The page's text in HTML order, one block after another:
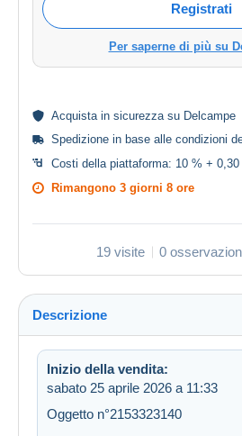
Registrati
Per saperne di più su
Acquista in sicurezzasu Delcampe
Spedizione in base alle condizioni
Costi della piattaforma: 10 % + 0,30
Rimangono 3 giorni 8 ore
19 visite 0
Descrizione
Inizio della vendita:
sabato 25 aprile 2026 a 11:33
Oggetto n°2153323140